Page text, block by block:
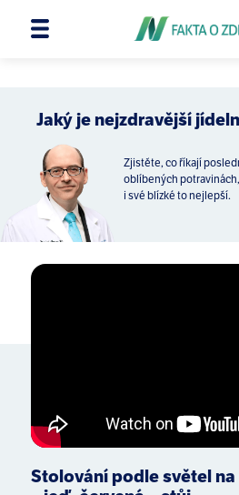
Jaký je nejzdravější
Zjistěte, co říkají
oblíbených
i své blízké to nejlepší.
Stolování podle světel na